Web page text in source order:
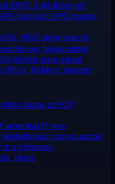
EPYC, 2,48 $/hó-tól
Dedikált EPYC magok,
H100 igény szerint
Server, teljes admin
Egybérlős bare metal
CPU-t, RAM-ot, lemezt
össze az RDP
amerikai IP-ken
késleltetésű trading asztal
a botjainak
távoli